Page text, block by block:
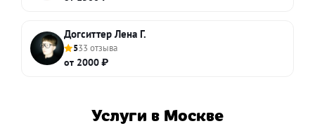
Догситтер Лена Г.
533 отзыва
от 2000 ₽
Услуги в Москве